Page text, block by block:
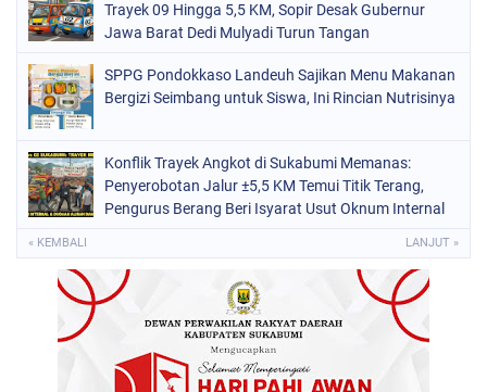
Trayek 09 Hingga 5,5 KM, Sopir Desak Gubernur
Jawa Barat Dedi Mulyadi Turun Tangan
SPPG Pondokkaso Landeuh Sajikan Menu Makanan
Bergizi Seimbang untuk Siswa, Ini Rincian Nutrisinya
Konflik Trayek Angkot di Sukabumi Memanas:
Penyerobotan Jalur ±5,5 KM Temui Titik Terang,
Pengurus Berang Beri Isyarat Usut Oknum Internal
« KEMBALI LANJUT »